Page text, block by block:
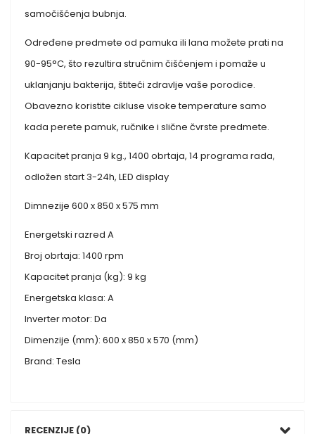
samočišćenja bubnja.
Određene predmete od pamuka ili lana možete prati na
90-95°C, što rezultira stručnim čišćenjem i pomaže u
uklanjanju bakterija, štiteći zdravlje vaše porodice.
Obavezno koristite cikluse visoke temperature samo
kada perete pamuk, ručnike i slične čvrste predmete.
Kapacitet pranja 9 kg., 1400 obrtaja, 14 programa rada,
odložen start 3-24h, LED display
Dimnezije 600 x 850 x 575 mm
Energetski razred A
Broj obrtaja: 1400 rpm
Kapacitet pranja (kg): 9 kg
Energetska klasa: A
Inverter motor: Da
Dimenzije (mm): 600 x 850 x 570 (mm)
Brand: Tesla
RECENZIJE (0)